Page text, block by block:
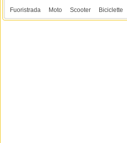
Fuoristrada
Moto Scooter Biciclette